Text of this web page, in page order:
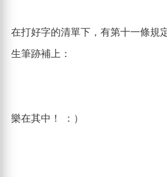
在打好字的清單下，有第十一條規
生筆跡補上：
樂在其中！ ：）